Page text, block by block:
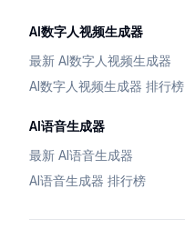
AI数字人视频生成器
最新 AI数字人视频生成器
AI数字人视频生成器 排行榜
AI语音生成器
最新 AI语音生成器
AI语音生成器 排行榜